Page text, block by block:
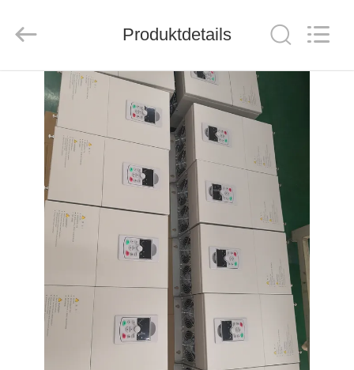
HAUS
PRODUKTE
ÜBER
UNS
AUSFLUG
QUALITÄTSKONTROLLE
Ltd..
Produktdetails